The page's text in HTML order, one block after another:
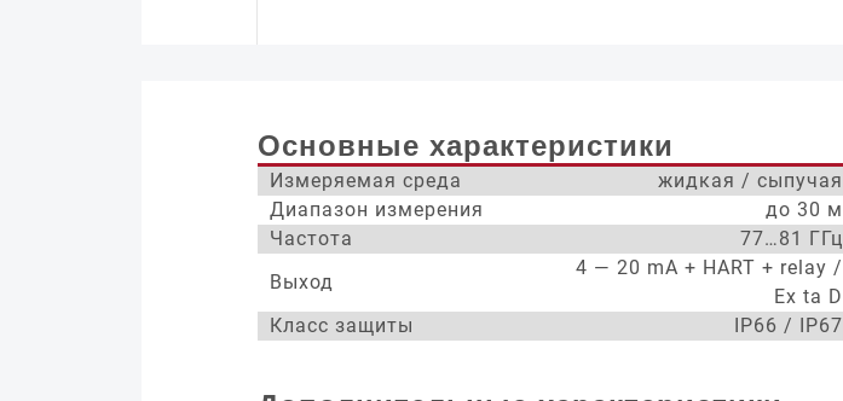
Основные характеристики
Измеряемая среда
жидкая / сыпучая
Диапазон измерения
до 30 м
Частота
77…81 ГГц
Выход
4 — 20 mA + HART + relay /
Ex ta D
Класс защиты
IP66 / IP67